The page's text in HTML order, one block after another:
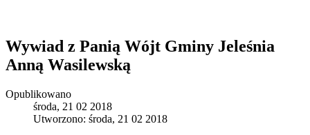
Wywiad z Panią Wójt Gminy Jeleśnia
Anną Wasilewską
Opublikowano
środa, 21 02 2018
Utworzono: środa, 21 02 2018